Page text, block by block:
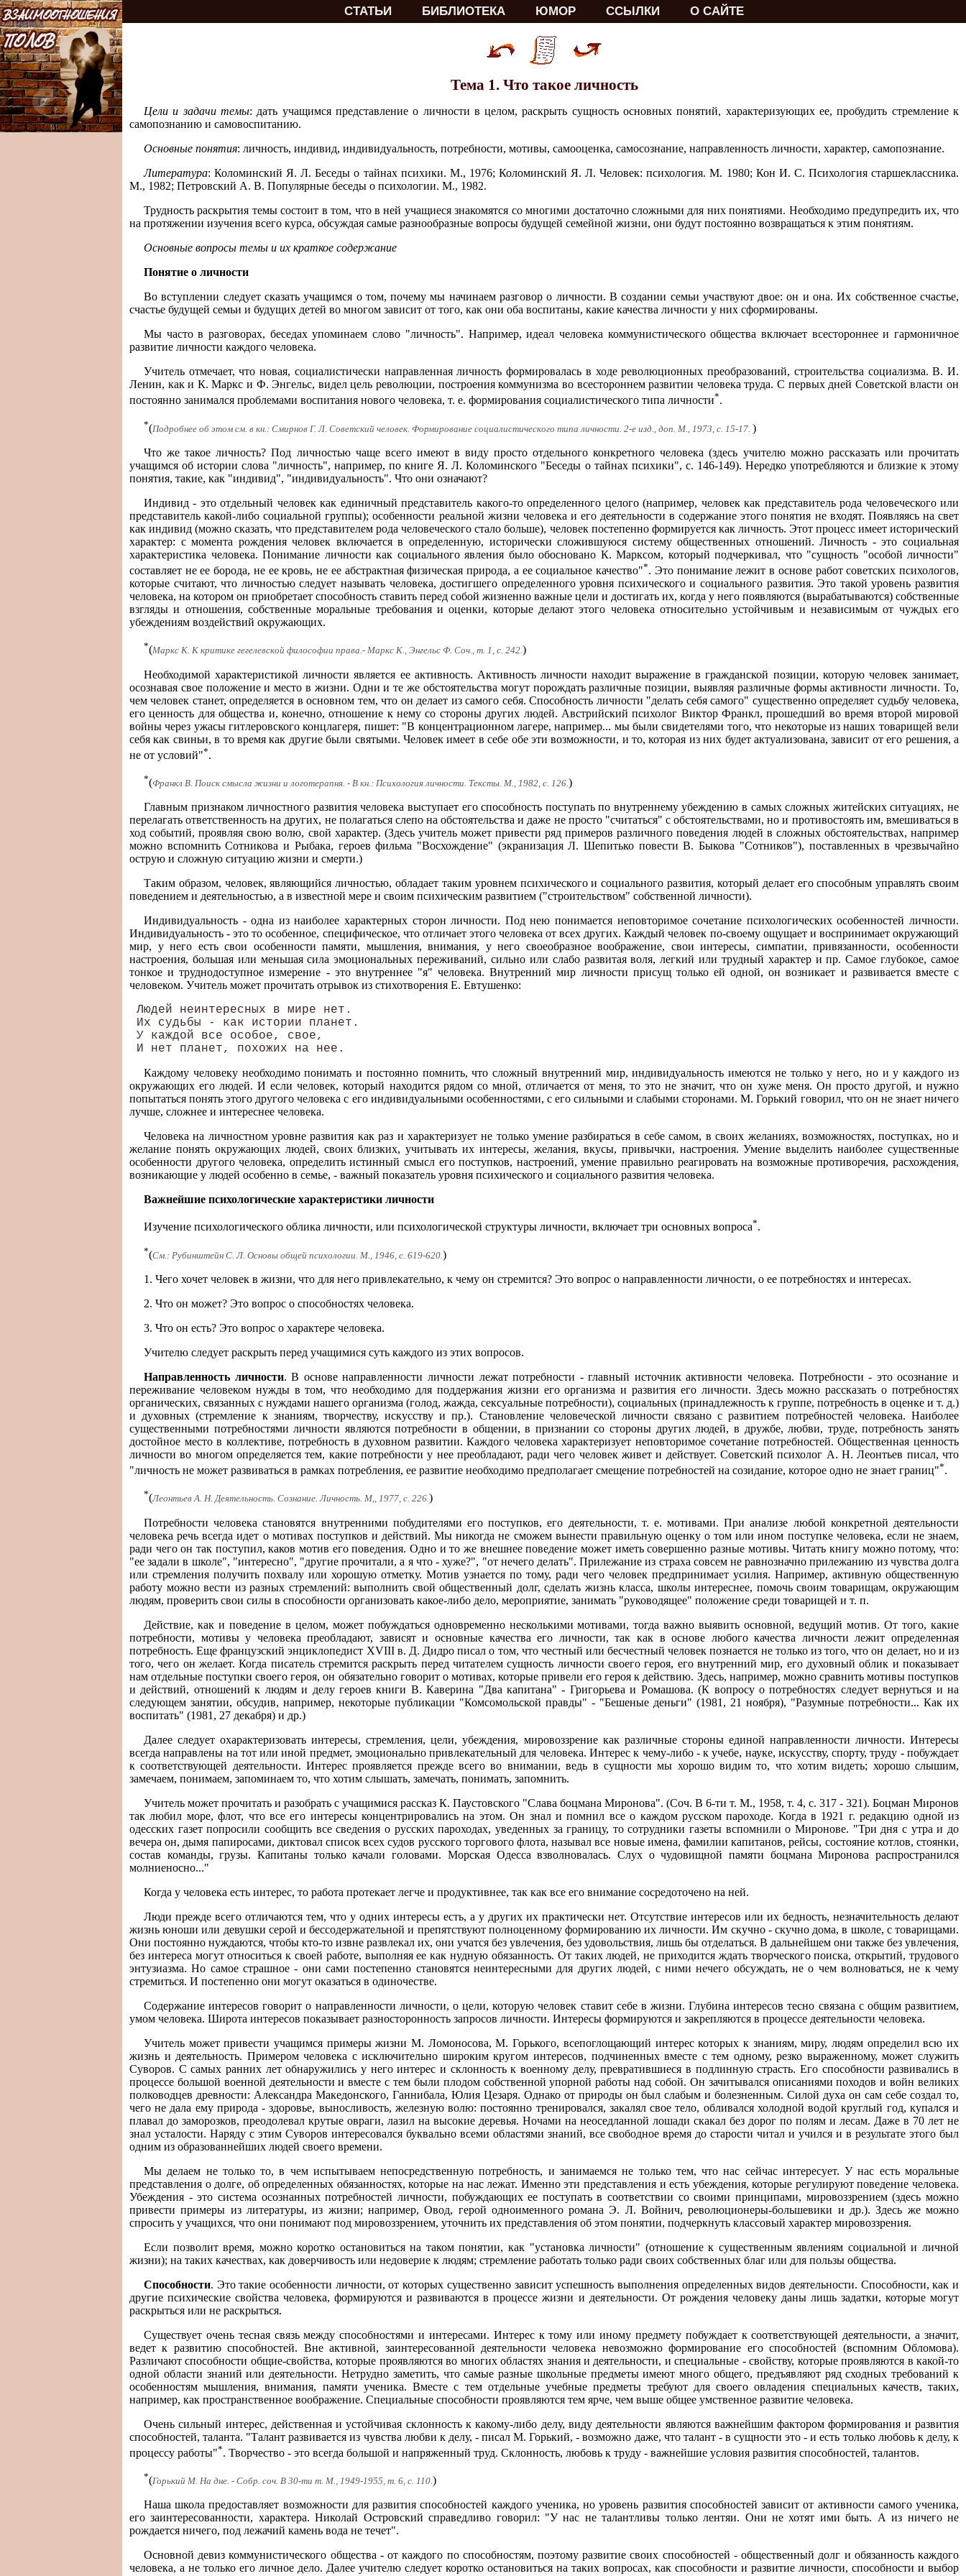
СТАТЬИ БИБЛИОТЕКА ЮМОР ССЫЛКИ О САЙТЕ
Тема 1. Что такое личность
Цели и задачи темы: дать учащимся представление о личности в целом, раскрыть сущность основных понятий, характеризующих ее, пробудить стремление к
самопознанию и самовоспитанию.
Основные понятия: личность, индивид, индивидуальность, потребности, мотивы, самооценка, самосознание, направленность личности, характер, самопознание.
Литература: Коломинский Я. Л. Беседы о тайнах психики. М., 1976; Коломинский Я. Л. Человек: психология. М. 1980; Кон И. С. Психология старшеклассника.
М., 1982; Петровский А. В. Популярные беседы о психологии. М., 1982.
Трудность раскрытия темы состоит в том, что в ней учащиеся знакомятся со многими достаточно сложными для них понятиями. Необходимо предупредить их, что
на протяжении изучения всего курса, обсуждая самые разнообразные вопросы будущей семейной жизни, они будут постоянно возвращаться к этим понятиям.
Основные вопросы темы и их краткое содержание
Понятие о личности
Во вступлении следует сказать учащимся о том, почему мы начинаем разговор о личности. В создании семьи участвуют двое: он и она. Их собственное счастье,
счастье будущей семьи и будущих детей во многом зависит от того, как они оба воспитаны, какие качества личности у них сформированы.
Мы часто в разговорах, беседах упоминаем слово "личность". Например, идеал человека коммунистического общества включает всестороннее и гармоничное
развитие личности каждого человека.
Учитель отмечает, что новая, социалистически направленная личность формировалась в ходе революционных преобразований, строительства социализма. В. И.
Ленин, как и К. Маркс и Ф. Энгельс, видел цель революции, построения коммунизма во всестороннем развитии человека труда. С первых дней Советской власти он
постоянно занимался проблемами воспитания нового человека, т. е. формирования социалистического типа личности*.
*(Подробнее об этом см. в кн.: Смирнов Г. Л. Советский человек. Формирование социалистического типа личности. 2-е изд., доп. М., 1973, с. 15-17. )
Что же такое личность? Под личностью чаще всего имеют в виду просто отдельного конкретного человека (здесь учителю можно рассказать или прочитать
учащимся об истории слова "личность", например, по книге Я. Л. Коломинского "Беседы о тайнах психики", с. 146-149). Нередко употребляются и близкие к этому
понятия, такие, как "индивид", "индивидуальность". Что они означают?
Индивид - это отдельный человек как единичный представитель какого-то определенного целого (например, человек как представитель рода человеческого или
представитель какой-либо социальной группы); особенности реальной жизни человека и его деятельности в содержание этого понятия не входят. Появляясь на свет
как индивид (можно сказать, что представителем рода человеческого стало больше), человек постепенно формируется как личность. Этот процесс имеет исторический
характер: с момента рождения человек включается в определенную, исторически сложившуюся систему общественных отношений. Личность - это социальная
характеристика человека. Понимание личности как социального явления было обосновано К. Марксом, который подчеркивал, что "сущность "особой личности"
составляет не ее борода, не ее кровь, не ее абстрактная физическая природа, а ее социальное качество"*. Это понимание лежит в основе работ советских психологов,
которые считают, что личностью следует называть человека, достигшего определенного уровня психического и социального развития. Это такой уровень развития
человека, на котором он приобретает способность ставить перед собой жизненно важные цели и достигать их, когда у него появляются (вырабатываются) собственные
взгляды и отношения, собственные моральные требования и оценки, которые делают этого человека относительно устойчивым и независимым от чуждых его
убеждениям воздействий окружающих.
*(Маркс К. К критике гегелевской философии права.- Маркс К., Энгельс Ф. Соч., т. 1, с. 242.)
Необходимой характеристикой личности является ее активность. Активность личности находит выражение в гражданской позиции, которую человек занимает,
осознавая свое положение и место в жизни. Одни и те же обстоятельства могут порождать различные позиции, выявляя различные формы активности личности. То,
чем человек станет, определяется в основном тем, что он делает из самого себя. Способность личности "делать себя самого" существенно определяет судьбу человека,
его ценность для общества и, конечно, отношение к нему со стороны других людей. Австрийский психолог Виктор Франкл, прошедший во время второй мировой
войны через ужасы гитлеровского концлагеря, пишет: "В концентрационном лагере, например... мы были свидетелями того, что некоторые из наших товарищей вели
себя как свиньи, в то время как другие были святыми. Человек имеет в себе обе эти возможности, и то, которая из них будет актуализована, зависит от его решения, а
не от условий"*.
*(Франкл В. Поиск смысла жизни и логотерапня. - В кн.: Психология личности. Тексты. М., 1982, с. 126.)
Главным признаком личностного развития человека выступает его способность поступать по внутреннему убеждению в самых сложных житейских ситуациях, не
перелагать ответственность на других, не полагаться слепо на обстоятельства и даже не просто "считаться" с обстоятельствами, но и противостоять им, вмешиваться в
ход событий, проявляя свою волю, свой характер. (Здесь учитель может привести ряд примеров различного поведения людей в сложных обстоятельствах, например
можно вспомнить Сотникова и Рыбака, героев фильма "Восхождение" (экранизация Л. Шепитько повести В. Быкова "Сотников"), поставленных в чрезвычайно
острую и сложную ситуацию жизни и смерти.)
Таким образом, человек, являющийся личностью, обладает таким уровнем психического и социального развития, который делает его способным управлять своим
поведением и деятельностью, а в известной мере и своим психическим развитием ("строительством" собственной личности).
Индивидуальность - одна из наиболее характерных сторон личности. Под нею понимается неповторимое сочетание психологических особенностей личности.
Индивидуальность - это то особенное, специфическое, что отличает этого человека от всех других. Каждый человек по-своему ощущает и воспринимает окружающий
мир, у него есть свои особенности памяти, мышления, внимания, у него своеобразное воображение, свои интересы, симпатии, привязанности, особенности
настроения, большая или меньшая сила эмоциональных переживаний, сильно или слабо развитая воля, легкий или трудный характер и пр. Самое глубокое, самое
тонкое и труднодоступное измерение - это внутреннее "я" человека. Внутренний мир личности присущ только ей одной, он возникает и развивается вместе с
человеком. Учитель может прочитать отрывок из стихотворения Е. Евтушенко:
Людей неинтересных в мире нет.
Их судьбы - как истории планет.
У каждой все особое, свое,
Каждому человеку необходимо понимать и постоянно помнить, что сложный внутренний мир, индивидуальность имеются не только у него, но и у каждого из
окружающих его людей. И если человек, который находится рядом со мной, отличается от меня, то это не значит, что он хуже меня. Он просто другой, и нужно
попытаться понять этого другого человека с его индивидуальными особенностями, с его сильными и слабыми сторонами. М. Горький говорил, что он не знает ничего
лучше, сложнее и интереснее человека.
Человека на личностном уровне развития как раз и характеризует не только умение разбираться в себе самом, в своих желаниях, возможностях, поступках, но и
желание понять окружающих людей, своих близких, учитывать их интересы, желания, вкусы, привычки, настроения. Умение выделить наиболее существенные
особенности другого человека, определить истинный смысл его поступков, настроений, умение правильно реагировать на возможные противоречия, расхождения,
возникающие у людей особенно в семье, - важный показатель уровня психического и социального развития человека.
Важнейшие психологические характеристики личности
Изучение психологического облика личности, или психологической структуры личности, включает три основных вопроса*.
*(См.: Рубинштейн С. Л. Основы общей психологии. М., 1946, с. 619-620.)
1. Чего хочет человек в жизни, что для него привлекательно, к чему он стремится? Это вопрос о направленности личности, о ее потребностях и интересах.
2. Что он может? Это вопрос о способностях человека.
3. Что он есть? Это вопрос о характере человека.
Учителю следует раскрыть перед учащимися суть каждого из этих вопросов.
Направленность личности. В основе направленности личности лежат потребности - главный источник активности человека. Потребности - это осознание и
переживание человеком нужды в том, что необходимо для поддержания жизни его организма и развития его личности. Здесь можно рассказать о потребностях
органических, связанных с нуждами нашего организма (голод, жажда, сексуальные потребности), социальных (принадлежность к группе, потребность в оценке и т. д.)
и духовных (стремление к знаниям, творчеству, искусству и пр.). Становление человеческой личности связано с развитием потребностей человека. Наиболее
существенными потребностями личности являются потребности в общении, в признании со стороны других людей, в дружбе, любви, труде, потребность занять
достойное место в коллективе, потребность в духовном развитии. Каждого человека характеризует неповторимое сочетание потребностей. Общественная ценность
личности во многом определяется тем, какие потребности у нее преобладают, ради чего человек живет и действует. Советский психолог А. Н. Леонтьев писал, что
"личность не может развиваться в рамках потребления, ее развитие необходимо предполагает смещение потребностей на созидание, которое одно не знает границ"*.
*(Леонтьев А. Н. Деятельность. Сознание. Личность. М,, 1977, с. 226.)
Потребности человека становятся внутренними побудителями его поступков, его деятельности, т. е. мотивами. При анализе любой конкретной деятельности
человека речь всегда идет о мотивах поступков и действий. Мы никогда не сможем вынести правильную оценку о том или ином поступке человека, если не знаем,
ради чего он так поступил, каков мотив его поведения. Одно и то же внешнее поведение может иметь совершенно разные мотивы. Читать книгу можно потому, что:
"ее задали в школе", "интересно", "другие прочитали, а я что - хуже?", "от нечего делать". Прилежание из страха совсем не равнозначно прилежанию из чувства долга
или стремления получить похвалу или хорошую отметку. Мотив узнается по тому, ради чего человек предпринимает усилия. Например, активную общественную
работу можно вести из разных стремлений: выполнить свой общественный долг, сделать жизнь класса, школы интереснее, помочь своим товарищам, окружающим
людям, проверить свои силы в способности организовать какое-либо дело, мероприятие, занимать "руководящее" положение среди товарищей и т. п.
Действие, как и поведение в целом, может побуждаться одновременно несколькими мотивами, тогда важно выявить основной, ведущий мотив. От того, какие
потребности, мотивы у человека преобладают, зависят и основные качества его личности, так как в основе любого качества личности лежит определенная
потребность. Еще французский энциклопедист XVIII в. Д. Дидро писал о том, что честный или бесчестный человек познается не только из того, что он делает, но и из
того, чего он желает. Когда писатель стремится раскрыть перед читателем сущность личности своего героя, его внутренний мир, его духовный облик и показывает
нам отдельные поступки своего героя, он обязательно говорит о мотивах, которые привели его героя к действию. Здесь, например, можно сравнить мотивы поступков
и действий, отношений к людям и делу героев книги В. Каверина "Два капитана" - Григорьева и Ромашова. (К вопросу о потребностях следует вернуться и на
следующем занятии, обсудив, например, некоторые публикации "Комсомольской правды" - "Бешеные деньги" (1981, 21 ноября), "Разумные потребности... Как их
воспитать" (1981, 27 декабря) и др.)
Далее следует охарактеризовать интересы, стремления, цели, убеждения, мировоззрение как различные стороны единой направленности личности. Интересы
всегда направлены на тот или иной предмет, эмоционально привлекательный для человека. Интерес к чему-либо - к учебе, науке, искусству, спорту, труду - побуждает
к соответствующей деятельности. Интерес проявляется прежде всего во внимании, ведь в сущности мы хорошо видим то, что хотим видеть; хорошо слышим,
замечаем, понимаем, запоминаем то, что хотим слышать, замечать, понимать, запомнить.
Учитель может прочитать и разобрать с учащимися рассказ К. Паустовского "Слава боцмана Миронова". (Соч. В 6-ти т. М., 1958, т. 4, с. 317 - 321). Боцман Миронов
так любил море, флот, что все его интересы концентрировались на этом. Он знал и помнил все о каждом русском пароходе. Когда в 1921 г. редакцию одной из
одесских газет попросили сообщить все сведения о русских пароходах, уведенных за границу, то сотрудники газеты вспомнили о Миронове. "Три дня с утра и до
вечера он, дымя папиросами, диктовал список всех судов русского торгового флота, называл все новые имена, фамилии капитанов, рейсы, состояние котлов, стоянки,
состав команды, грузы. Капитаны только качали головами. Морская Одесса взволновалась. Слух о чудовищной памяти боцмана Миронова распространился
молниеносно..."
Когда у человека есть интерес, то работа протекает легче и продуктивнее, так как все его внимание сосредоточено на ней.
Люди прежде всего отличаются тем, что у одних интересы есть, а у других их практически нет. Отсутствие интересов или их бедность, незначительность делают
жизнь юноши или девушки серой и бессодержательной и препятствуют полноценному формированию их личности. Им скучно - скучно дома, в школе, с товарищами.
Они постоянно нуждаются, чтобы кто-то извне развлекал их, они учатся без увлечения, без удовольствия, лишь бы отделаться. В дальнейшем они также без увлечения,
без интереса могут относиться к своей работе, выполняя ее как нудную обязанность. От таких людей, не приходится ждать творческого поиска, открытий, трудового
энтузиазма. Но самое страшное - они сами постепенно становятся неинтересными для других людей, с ними нечего обсуждать, не о чем волноваться, не к чему
стремиться. И постепенно они могут оказаться в одиночестве.
Содержание интересов говорит о направленности личности, о цели, которую человек ставит себе в жизни. Глубина интересов тесно связана с общим развитием,
умом человека. Широта интересов показывает разносторонность запросов личности. Интересы формируются и закрепляются в процессе деятельности человека.
Учитель может привести учащимся примеры жизни М. Ломоносова, М. Горького, всепоглощающий интерес которых к знаниям, миру, людям определил всю их
жизнь и деятельность. Примером человека с исключительно широким кругом интересов, подчиненных вместе с тем одному, резко выраженному, может служить
Суворов. С самых ранних лет обнаружились у него интерес и склонность к военному делу, превратившиеся в подлинную страсть. Его способности развивались в
процессе большой военной деятельности и вместе с тем были плодом собственной упорной работы над собой. Он зачитывался описаниями походов и войн великих
полководцев древности: Александра Македонского, Ганнибала, Юлия Цезаря. Однако от природы он был слабым и болезненным. Силой духа он сам себе создал то,
чего не дала ему природа - здоровье, выносливость, железную волю: постоянно тренировался, закалял свое тело, обливался холодной водой круглый год, купался и
плавал до заморозков, преодолевал крутые овраги, лазил на высокие деревья. Ночами на неоседланной лошади скакал без дорог по полям и лесам. Даже в 70 лет не
знал усталости. Наряду с этим Суворов интересовался буквально всеми областями знаний, все свободное время до старости читал и учился и в результате этого был
одним из образованнейших людей своего времени.
Мы делаем не только то, в чем испытываем непосредственную потребность, и занимаемся не только тем, что нас сейчас интересует. У нас есть моральные
представления о долге, об определенных обязанностях, которые на нас лежат. Именно эти представления и есть убеждения, которые регулируют поведение человека.
Убеждения - это система осознанных потребностей личности, побуждающих ее поступать в соответствии со своими принципами, мировоззрением (здесь можно
привести примеры из литературы, из жизни; например, Овод, герой одноименного романа Э. Л. Войнич, революционеры-большевики и др.). Здесь же можно
спросить у учащихся, что они понимают под мировоззрением, уточнить их представления об этом понятии, подчеркнуть классовый характер мировоззрения.
Если позволит время, можно коротко остановиться на таком понятии, как "установка личности" (отношение к существенным явлениям социальной и личной
жизни); на таких качествах, как доверчивость или недоверие к людям; стремление работать только ради своих собственных благ или для пользы общества.
Способности. Это такие особенности личности, от которых существенно зависит успешность выполнения определенных видов деятельности. Способности, как и
другие психические свойства человека, формируются и развиваются в процессе жизни и деятельности. От рождения человеку даны лишь задатки, которые могут
раскрыться или не раскрыться.
Существует очень тесная связь между способностями и интересами. Интерес к тому или иному предмету побуждает к соответствующей деятельности, а значит,
ведет к развитию способностей. Вне активной, заинтересованной деятельности человека невозможно формирование его способностей (вспомним Обломова).
Различают способности общие-свойства, которые проявляются во многих областях знания и деятельности, и специальные - свойству, которые проявляются в какой-то
одной области знаний или деятельности. Нетрудно заметить, что самые разные школьные предметы имеют много общего, предъявляют ряд сходных требований к
особенностям мышления, внимания, памяти ученика. Вместе с тем отдельные учебные предметы требуют для своего овладения специальных качеств, таких,
например, как пространственное воображение. Специальные способности проявляются тем ярче, чем выше общее умственное развитие человека.
Очень сильный интерес, действенная и устойчивая склонность к какому-либо делу, виду деятельности являются важнейшим фактором формирования и развития
способностей, таланта. "Талант развивается из чувства любви к делу, - писал М. Горький, - возможно даже, что талант - в сущности это - и есть только любовь к делу, к
процессу работы"*. Творчество - это всегда большой и напряженный труд. Склонность, любовь к труду - важнейшие условия развития способностей, талантов.
*(Горький М. На дне. - Собр. соч. В 30-ти т. М., 1949-1955, т. 6, с. 110.)
Наша школа предоставляет возможности для развития способностей каждого ученика, но уровень развития способностей зависит от активности самого ученика,
его заинтересованности, характера. Николай Островский справедливо говорил: "У нас не талантливы только лентяи. Они не хотят ими быть. А из ничего не
рождается ничего, под лежачий камень вода не течет".
Основной девиз коммунистического общества - от каждого по способностям, поэтому развитие своих способностей - общественный долг и обязанность каждого
человека, а не только его личное дело. Далее учителю следует коротко остановиться на таких вопросах, как способности и развитие личности, способности и выбор